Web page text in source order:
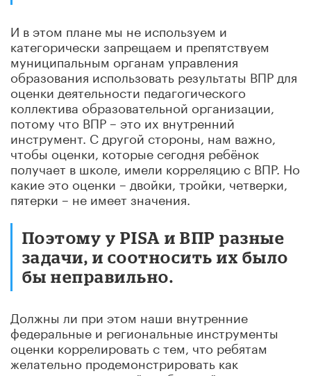
И в этом плане мы не используем и
категорически запрещаем и препятствуем
муниципальным органам управления
образования использовать результаты ВПР для
оценки деятельности педагогического
коллектива образовательной организации,
потому что ВПР – это их внутренний
инструмент. С другой стороны, нам важно,
чтобы оценки, которые сегодня ребёнок
получает в школе, имели корреляцию с ВПР. Но
какие это оценки – двойки, тройки, четверки,
пятерки – не имеет значения.
Поэтому у PISA и ВПР разные
задачи, и соотносить их было
бы неправильно.
Должны ли при этом наши внутренние
федеральные и региональные инструменты
оценки коррелировать с тем, что ребятам
желательно продемонстрировать как